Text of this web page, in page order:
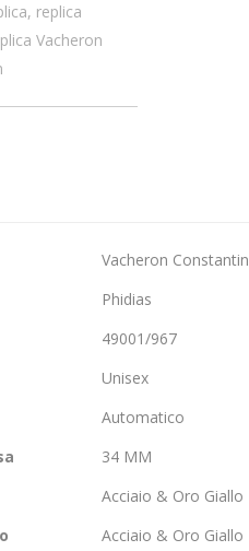
, replica
Vacheron
Vacheron Constantin
Phidias
49001/967
Unisex
Automatico
34 MM
Acciaio & Oro Giallo
Acciaio & Oro Giallo